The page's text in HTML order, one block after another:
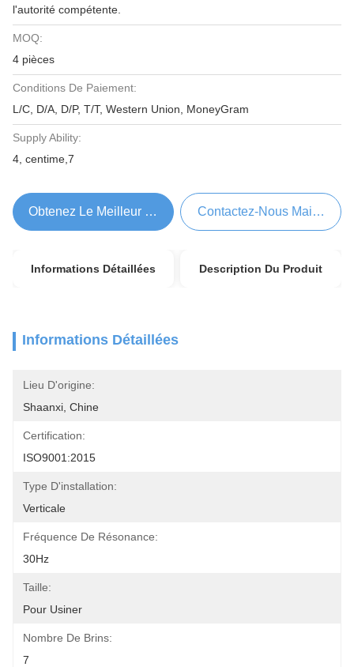
l'autorité compétente.
MOQ:
4 pièces
Conditions De Paiement:
L/C, D/A, D/P, T/T, Western Union, MoneyGram
Supply Ability:
4, centime,7
Obtenez Le Meilleur Prix Contactez-Nous Maintenant
Informations Détaillées Description Du Produit
Informations Détaillées
Lieu D'origine:
Shaanxi, Chine
Certification:
ISO9001:2015
Type D'installation:
Verticale
Fréquence De Résonance:
30Hz
Taille:
Pour Usiner
Nombre De Brins:
7